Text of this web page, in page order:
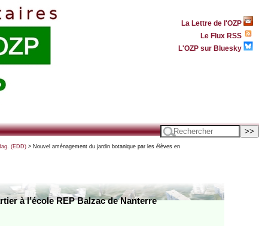
La Lettre de l'OZP
Le Flux RSS
L'OZP sur Bluesky
(EDD)> Nouvel aménagement du jardin botanique par les élèves en
à l’école REP Balzac de Nanterre